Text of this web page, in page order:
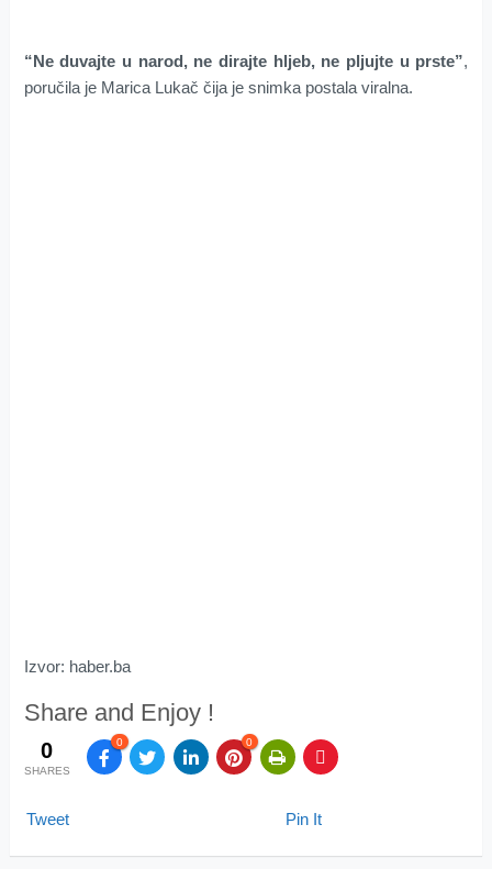
“Ne duvajte u narod, ne dirajte hljeb, ne pljujte u prste”,
poručila je Marica Lukač čija je snimka postala viralna.
Izvor: haber.ba
Share and Enjoy !
0
SHARES
0 0
Tweet Pin It